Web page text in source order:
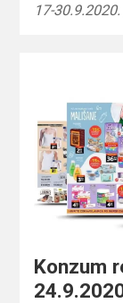
17-
Konzum